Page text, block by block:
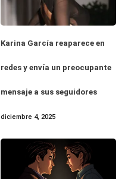
Karina García reaparece en
redes y envía un preocupante
mensaje a sus seguidores
diciembre 4, 2025